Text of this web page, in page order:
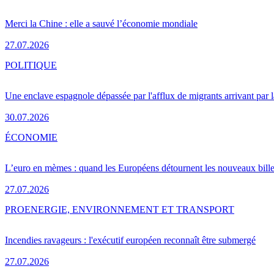
Merci la Chine : elle a sauvé l’économie mondiale
27.07.2026
Une enclave espagnole dépassée par l'afflux de migrants arrivant par
30.07.2026
POLITIQUE
L’euro en mèmes : quand les Européens détournent les nouveaux
27.07.2026
ÉCONOMIE
Incendies ravageurs : l'exécutif européen reconnaît être submergé
27.07.2026
PROENERGIE, ENVIRONNEMENT ET TRANSPORT